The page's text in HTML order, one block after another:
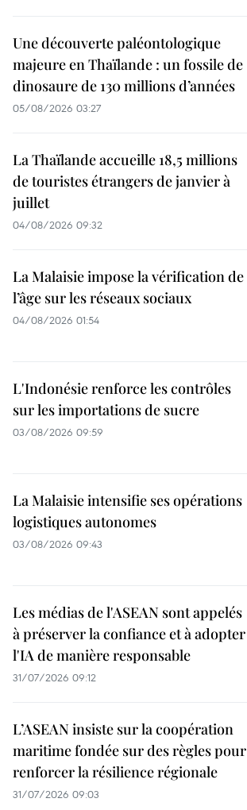
Une découverte paléontologique
majeure en Thaïlande : un fossile de
dinosaure de 130 millions d’années
05/08/2026 03:27
La Thaïlande accueille 18,5 millions
de touristes étrangers de janvier à
juillet
04/08/2026 09:32
La Malaisie impose la vérification de
l’âge sur les réseaux sociaux
04/08/2026 01:54
L'Indonésie renforce les contrôles
sur les importations de sucre
03/08/2026 09:59
La Malaisie intensifie ses opérations
logistiques autonomes
03/08/2026 09:43
Les médias de l'ASEAN sont appelés
à préserver la confiance et à adopter
l'IA de manière responsable
31/07/2026 09:12
L’ASEAN insiste sur la coopération
maritime fondée sur des règles pour
renforcer la résilience régionale
31/07/2026 09:03